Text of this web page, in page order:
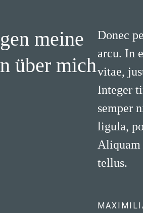
meine
über mich
Donec
arcu. In
vitae,
Integer
semper
ligula,
Aliquam
tellus.